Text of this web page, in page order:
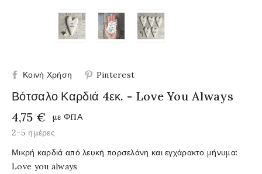
Κοινή Χρήση Pinterest
Βότσαλο Καρδιά 4εκ. - Love You Always
4,75 €
με ΦΠΑ
2-5 ημέρες
Μικρή καρδιά από λευκή πορσελάνη και εγχάρακτο μήνυμα:
Love you always